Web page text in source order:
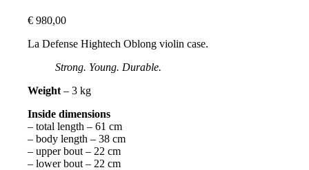
€ 980,00
La Defense Hightech Oblong violin case.
Strong. Young. Durable.
Weight – 3 kg
Inside dimensions
– total length – 61 cm
– body length – 38 cm
– upper bout – 22 cm
– lower bout – 22 cm